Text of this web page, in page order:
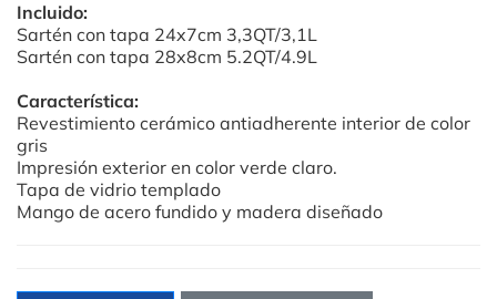
Incluido:
Sartén con tapa 24x7cm 3,3QT/3,1L
Sartén con tapa 28x8cm 5.2QT/4.9L
Característica:
Revestimiento cerámico antiadherente interior de color
gris
Impresión exterior en color verde claro.
Tapa de vidrio templado
Mango de acero fundido y madera diseñado